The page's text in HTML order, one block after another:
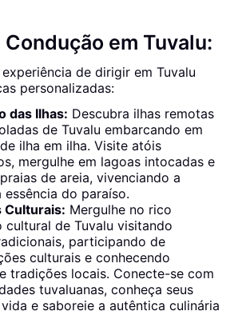
em Tuvalu:
de dirigir em Tuvalu
personalizadas:
das Ilhas: Descubra ilhas remotas
de Tuvalu embarcando em
ilha em ilha. Visite atóis
mergulhe em lagoas intocadas e
de areia, vivenciando a
essência do paraíso.
Culturais: Mergulhe no rico
cultural de Tuvalu visitando
participando de
culturais e conhecendo
tradições locais. Conecte-se com
tuvaluanas, conheça seus
e saboreie a autêntica culinária